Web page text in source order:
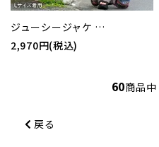
ジューシージャケ …
2,970円(税込)
60商品中
戻る